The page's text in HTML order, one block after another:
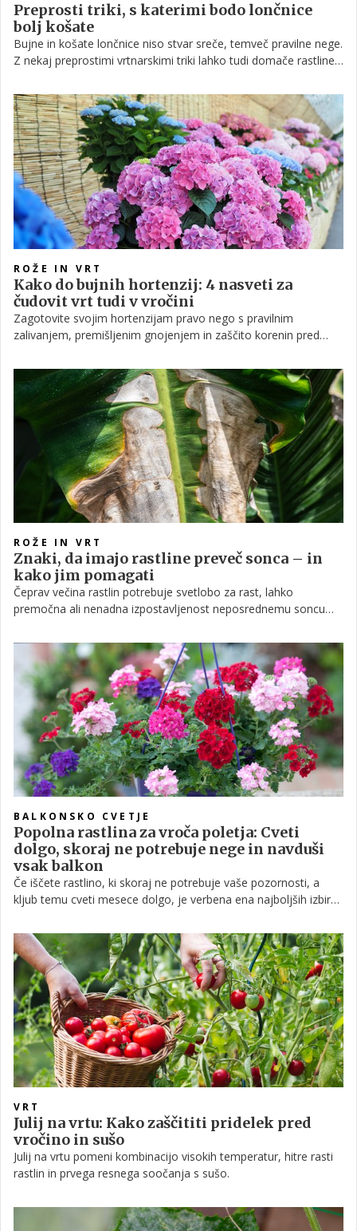
Preprosti triki, s katerimi bodo lončnice
bolj košate
Bujne in košate lončnice niso stvar sreče, temveč pravilne nege.
Z nekaj preprostimi vrtnarskimi triki lahko tudi domače rastline
nadaljevanju razkrivamo ključne nasvete, ki jih priporočajo
strokovnjaki.
ROŽE IN VRT
Kako do bujnih hortenzij: 4 nasveti za
čudovit vrt tudi v vročini
Zagotovite svojim hortenzijam pravo nego s pravilnim
zalivanjem, premišljenim gnojenjem in zaščito korenin pred
trudom ohraniti vitalnost rastlin tudi v najhujšem poletnem
vročinskem valu.
ROŽE IN VRT
Znaki, da imajo rastline preveč sonca – in
kako jim pomagati
Čeprav večina rastlin potrebuje svetlobo za rast, lahko
premočna ali nenadna izpostavljenost neposrednemu soncu
viri, gre za pojav, znan kot sončni stres ali ožig listov, ki lahko
močno oslabi rastline, še posebej v vročinskih valovih.
BALKONSKO CVETJE
Popolna rastlina za vroča poletja: Cveti
dolgo, skoraj ne potrebuje nege in navduši
vsak balkon
Če iščete rastlino, ki skoraj ne potrebuje vaše pozornosti, a
kljub temu cveti mesece dolgo, je verbena ena najboljših izbir
navdušuje z bogatim cvetenjem, odlično prenaša vročino in
sušo, poleg tega pa privablja čebele in metulje.
VRT
Julij na vrtu: Kako zaščititi pridelek pred
vročino in sušo
Julij na vrtu pomeni kombinacijo visokih temperatur, hitre rasti
rastlin in prvega resnega soočanja s sušo.